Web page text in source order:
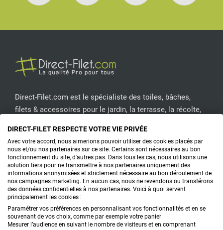
Direct-Filet.com est le spécialiste des toiles, bâches,
filets & accessoires pour le jardin, la terrasse, la récolte,
CONTACTEZ-NOUS
PRODUITS
CONSEILS
DIRECT-FILET RESPECTE VOTRE VIE PRIVÉE
Avec votre accord, nous aimerions pouvoir utiliser des cookies placés par
nous et/ou nos partenaires sur ce site. Certains sont nécessaires au bon
fonctionnement du site, d'autres pas. Dans tous les cas, nous utilisons une
solution tiers pour ne transmettre à nos partenaires uniquement des
informations anonymisées et strictement nécessaire au bon déroulement de
nos campagnes marketing. En aucun cas, nous ne revendons ou transférons
des données confidentielles à nos partenaires. Voici à quoi servent
principalement les cookies :
Paramétrer vos préférences en personnalisant vos fonctionnalités et en se
souvenant de vos choix, comme par exemple votre panier
Mesurer l’audience en suivant le nombre de visiteurs et en comprenant